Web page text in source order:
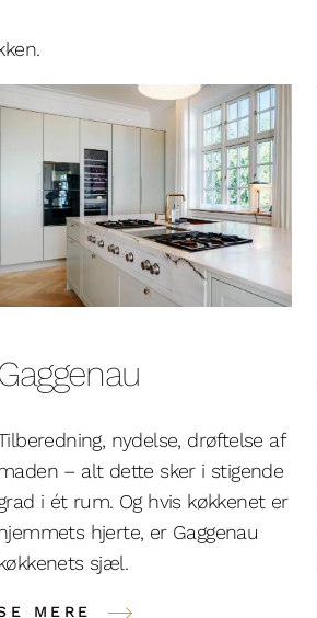
nydelse, drøftelse af
– alt dette sker i stigende
i ét rum. Og hvis køkkenet er
hjerte, er Gaggenau
sjæl.
MERE